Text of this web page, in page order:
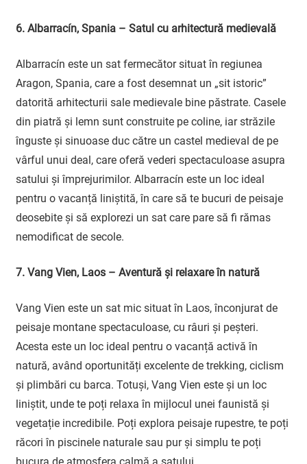
6. Albarracín, Spania – Satul cu arhitectură medievală
Albarracín este un sat fermecător situat în regiunea
Aragon, Spania, care a fost desemnat un „sit istoric”
datorită arhitecturii sale medievale bine păstrate. Casele
din piatră și lemn sunt construite pe coline, iar străzile
înguste și sinuoase duc către un castel medieval de pe
vârful unui deal, care oferă vederi spectaculoase asupra
satului și împrejurimilor. Albarracín este un loc ideal
pentru o vacanță liniștită, în care să te bucuri de peisaje
deosebite și să explorezi un sat care pare să fi rămas
nemodificat de secole.
7. Vang Vien, Laos – Aventură și relaxare în natură
Vang Vien este un sat mic situat în Laos, înconjurat de
peisaje montane spectaculoase, cu râuri și peșteri.
Acesta este un loc ideal pentru o vacanță activă în
natură, având oportunități excelente de trekking, ciclism
și plimbări cu barca. Totuși, Vang Vien este și un loc
liniștit, unde te poți relaxa în mijlocul unei faunistă și
vegetație incredibile. Poți explora peisaje rupestre, te poți
răcori în piscinele naturale sau pur și simplu te poți